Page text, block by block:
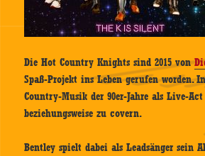
Die Hot Country Knights sind 2015 von
Spaß-Projekt ins Leben gerufen worden.
Country-Musik der 90er-Jahre als Live-
beziehungsweise zu covern.
Bentley spielt dabei als Leadsänger sein